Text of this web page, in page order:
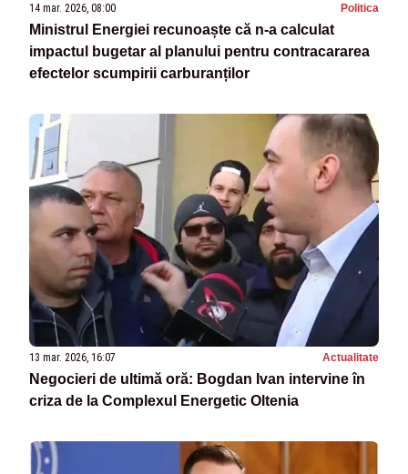
14 mar. 2026, 08:00 Politica
Ministrul Energiei recunoaște că n-a calculat
impactul bugetar al planului pentru contracararea
efectelor scumpirii carburanților
13 mar. 2026, 16:07 Actualitate
Negocieri de ultimă oră: Bogdan Ivan intervine în
criza de la Complexul Energetic Oltenia